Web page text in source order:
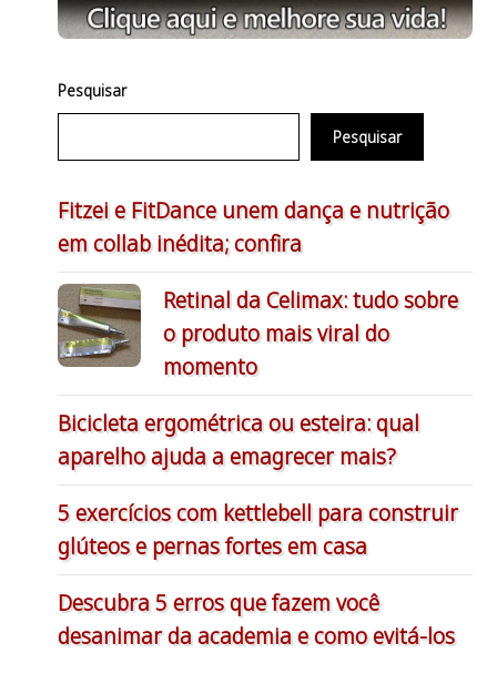
Pesquisar
Pesquisar
Fitzei e FitDance unem dança e nutrição
em collab inédita; confira
Retinal da Celimax: tudo sobre
o produto mais viral do
momento
Bicicleta ergométrica ou esteira: qual
aparelho ajuda a emagrecer mais?
5 exercícios com kettlebell para construir
glúteos e pernas fortes em casa
Descubra 5 erros que fazem você
desanimar da academia e como evitá-los